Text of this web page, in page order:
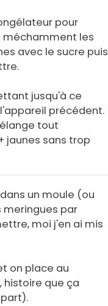
pour
méchamment les
avec le sucre puis
jusqu'à ce
précédent.
tout
jaunes sans trop
un moule (ou
meringues par
moi j'en ai mis
on place au
histoire que ça